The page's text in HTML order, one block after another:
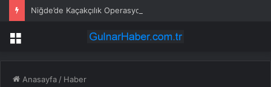
Niğde’de Kaçakçılık Operasyonu: 9 Gözaltı
Menü
Anasayfa / Haber